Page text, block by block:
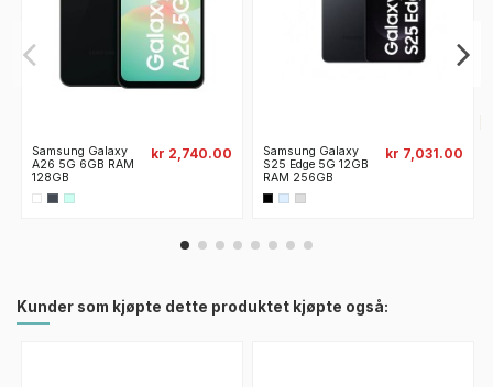
Samsung Galaxy
A26 5G 6GB RAM
128GB
kr 2,740.00
Samsung Galaxy
S25 Edge 5G 12GB
RAM 256GB
kr 7,031.00
Kunder som kjøpte dette produktet kjøpte også: